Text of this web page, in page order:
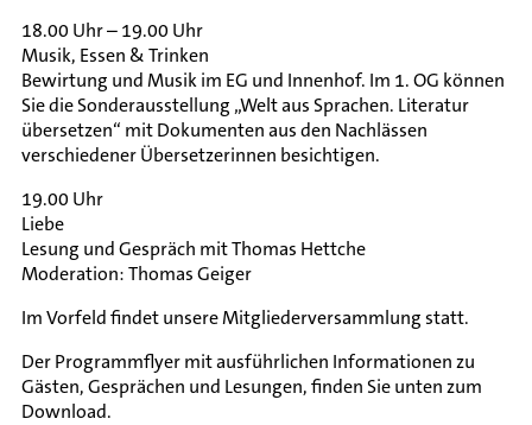
18.00 Uhr – 19.00 Uhr
Musik, Essen & Trinken
Bewirtung und Musik im EG und Innenhof. Im 1. OG können
Sie die Sonderausstellung „Welt aus Sprachen. Literatur
übersetzen“ mit Dokumenten aus den Nachlässen
verschiedener Übersetzerinnen besichtigen.
19.00 Uhr
Liebe
Lesung und Gespräch mit Thomas Hettche
Moderation: Thomas Geiger
Im Vorfeld findet unsere Mitgliederversammlung statt.
Der Programmflyer mit ausführlichen Informationen zu
Gästen, Gesprächen und Lesungen, finden Sie unten zum
Download.